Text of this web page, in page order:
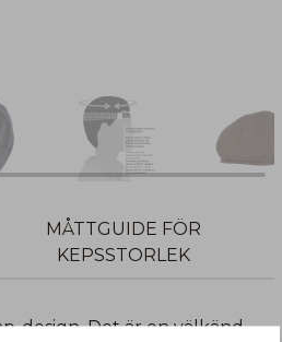
MÅTTGUIDE FÖR
KEPSSTORLEK
design. Det är en välkänd